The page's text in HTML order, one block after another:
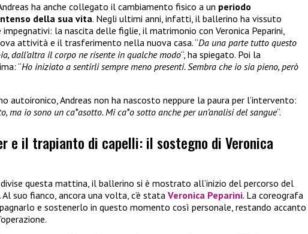
ha anche collegato il cambiamento fisico a un periodo
della sua vita. Negli ultimi anni, infatti, il ballerino ha vissuto
la nascita delle figlie, il matrimonio con Veronica Peparini,
attività e il trasferimento nella nuova casa. “Da una parte tutto questo
dall’altra il corpo ne risente in qualche modo“, ha spiegato. Poi la
“Ho iniziato a sentirli sempre meno presenti. Sembra che io sia pieno, però
autoironico, Andreas non ha nascosto neppure la paura per l’intervento:
ma io sono un ca*asotto. Mi ca*o sotto anche per un’analisi del sangue“.
e il trapianto di capelli: il sostegno di Veronica
questa mattina, il ballerino si è mostrato all’inizio del percorso del
suo fianco, ancora una volta, c’è stata Veronica Peparini. La coreografa
e sostenerlo in questo momento così personale, restando accanto